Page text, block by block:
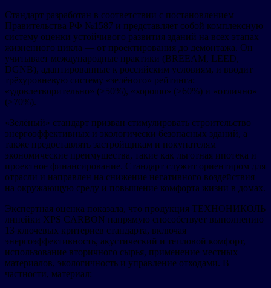
Стандарт разработан в соответствии с постановлением
Правительства РФ №1587 и представляет собой комплексную
систему оценки устойчивого развития зданий на всех этапах
жизненного цикла — от проектирования до демонтажа. Он
учитывает международные практики (BREEAM, LEED,
DGNB), адаптированные к российским условиям, и вводит
трёхуровневую систему «зелёного» рейтинга:
«удовлетворительно» (≥50%), «хорошо» (≥60%) и «отлично»
(≥70%).
«Зелёный» стандарт призван стимулировать строительство
энергоэффективных и экологически безопасных зданий, а
также предоставлять застройщикам и покупателям
экономические преимущества, такие как льготная ипотека и
проектное финансирование. Стандарт служит ориентиром для
отрасли и направлен на снижение негативного воздействия
на окружающую среду и повышение комфорта жизни в домах.
Экспертная оценка показала, что продукция ТЕХНОНИКОЛЬ
линейки XPS CARBON напрямую способствует выполнению
13 ключевых критериев стандарта, включая
энергоэффективность, акустический и тепловой комфорт,
использование вторичного сырья, применение местных
материалов, экологичность и управление отходами. В
частности, материал: